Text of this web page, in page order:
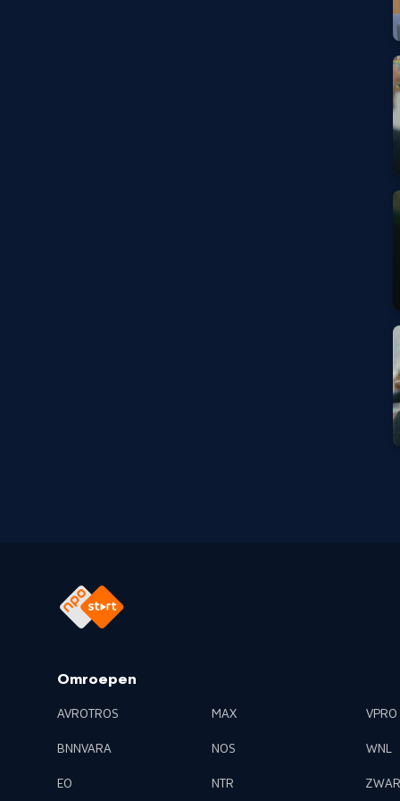
Omroepen
AVROTROS
BNNVARA
EO
MAX
NOS
NTR
VPRO
WNL